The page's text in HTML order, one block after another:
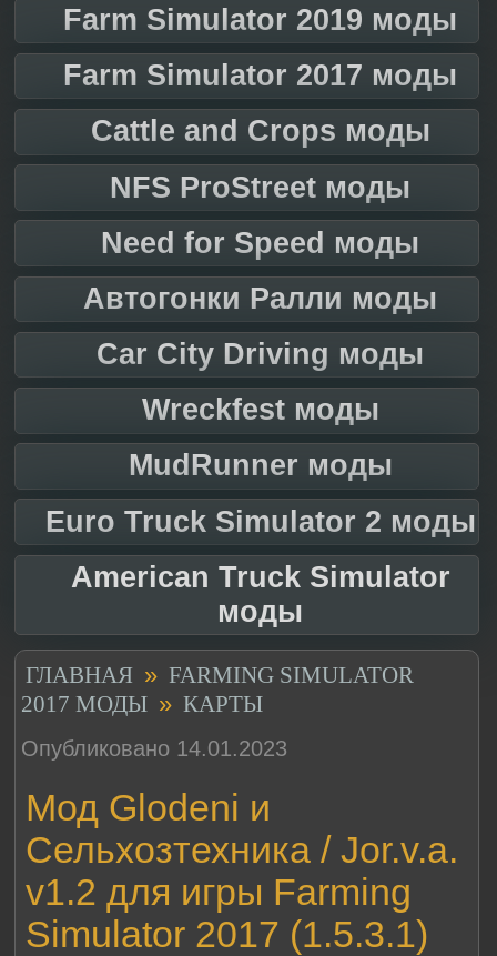
Farm Simulator 2019 моды
Farm Simulator 2017 моды
Cattle and Crops моды
NFS ProStreet моды
Need for Speed моды
Автогонки Ралли моды
Car City Driving моды
Wreckfest моды
MudRunner моды
Euro Truck Simulator 2 моды
American Truck Simulator
моды
ГЛАВНАЯ » FARMING SIMULATOR
2017 МОДЫ » КАРТЫ
Опубликовано 14.01.2023
Мод Glodeni и
Сельхозтехника / Jor.v.a.
v1.2 для игры Farming
Simulator 2017 (1.5.3.1)